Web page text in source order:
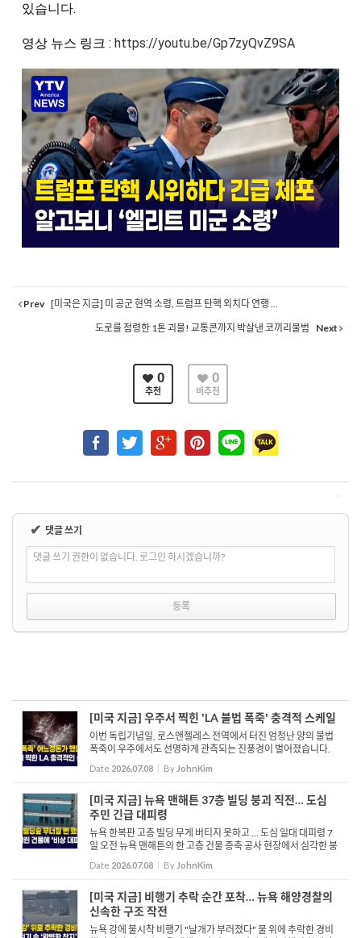
있습니다.
영상 뉴스 링크 : https://youtu.be/Gp7zyQvZ9SA
Prev [미국은 지금] 미 공군 현역 소령, 트럼프 탄핵 외치다 연행 ...
도로를 점령한 1톤 괴물! 교통콘까지 박살낸 코끼리물범
Next
0
추천
0
비추천
✔ 댓글 쓰기
댓글 쓰기 권한이 없습니다. 로그인 하시겠습니까?
[미국 지금] 우주서 찍힌 'LA 불법 폭죽' 충격적 스케일
이번 독립기념일, 로스앤젤레스 전역에서 터진 엄청난 양의 불법
폭죽이 우주에서도 선명하게 관측되는 진풍경이 벌어졌습니다.
미 항공우주국 나사는 국제우주정거장이 남가주 상공을 궤도 비
행하며 촬영한 비현실적이고 경이로운 폭죽 영상을 소셜 미디어
Date 2026.07.08 By JohnKim
[미국 지금] 뉴욕 맨해튼 37층 빌딩 붕괴 직전… 도심
주민 긴급 대피령
뉴욕 한복판 고층 빌딩 무게 버티지 못하고 … 도심 일대 대피령 7
일 오전 뉴욕 맨해튼의 한 고층 건물 증축 공사 현장에서 심각한 붕
괴 조짐이 발생해 도심 일대에 비상이 걸렸습니다. 사고가 발생한
37층 규모의 상업·...
Date 2026.07.08 By JohnKim
[미국 지금] 비행기 추락 순간 포착… 뉴욕 해양경찰의
신속한 구조 작전
뉴욕 강에 불시착 비행기 "날개가 부러졌다" 물 위에 추락한 경비